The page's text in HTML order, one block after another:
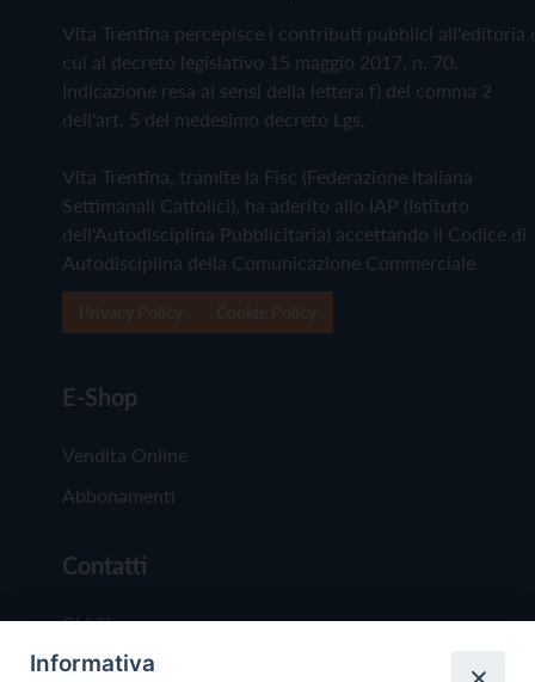
Vita Trentina percepisce i contributi pubblici all'editoria
cui al decreto legislativo 15 maggio 2017, n. 70.
Indicazione resa ai sensi della lettera f) del comma 2
dell'art. 5 del medesimo decreto Lgs.
Vita Trentina, tramite la Fisc (Federazione Italiana
Settimanali Cattolici), ha aderito allo IAP (Istituto
dell'Autodisciplina Pubblicitaria) accettando il Codice di
Autodisciplina della Comunicazione Commerciale
E-Shop
Vendita Online
Abbonamenti
Contatti
Chi Siamo
Redazione
Informativa